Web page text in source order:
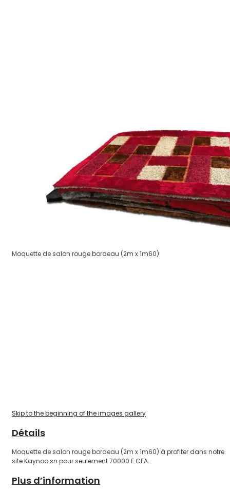
Moquette de salon rouge bordeau (2m x 1m60)
Skip to the beginning of the images gallery
Détails
Moquette de salon rouge bordeau (2m x 1m60) à profiter dans notre
site Kaynoo.sn pour seulement 70000 F.CFA.
Plus d’information